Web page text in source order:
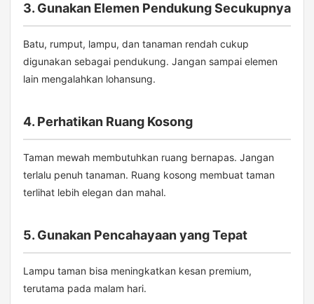
3. Gunakan Elemen Pendukung Secukupnya
Batu, rumput, lampu, dan tanaman rendah cukup
digunakan sebagai pendukung. Jangan sampai elemen
lain mengalahkan lohansung.
4. Perhatikan Ruang Kosong
Taman mewah membutuhkan ruang bernapas. Jangan
terlalu penuh tanaman. Ruang kosong membuat taman
terlihat lebih elegan dan mahal.
5. Gunakan Pencahayaan yang Tepat
Lampu taman bisa meningkatkan kesan premium,
terutama pada malam hari.